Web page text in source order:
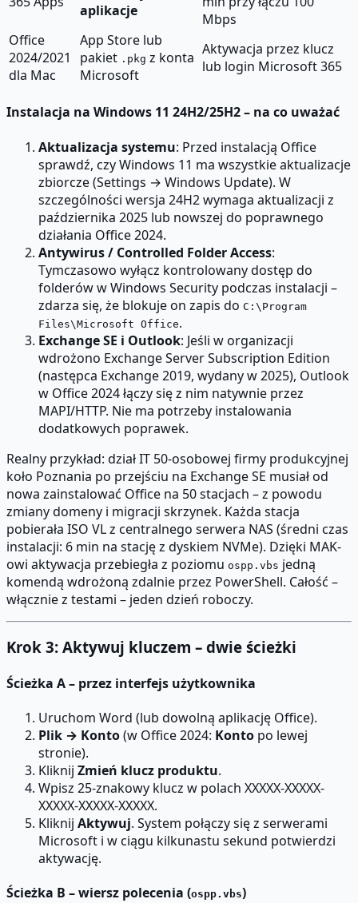
aplikacje
Mbps
Office
2024/2021
dla Mac
App Store lub
pakiet .pkg z konta
Microsoft
Aktywacja przez klucz
lub login Microsoft 365
Instalacja na Windows 11 24H2/25H2 – na co uważać
Aktualizacja systemu: Przed instalacją Office
sprawdź, czy Windows 11 ma wszystkie aktualizacje
zbiorcze (Settings → Windows Update). W
szczególności wersja 24H2 wymaga aktualizacji z
października 2025 lub nowszej do poprawnego
działania Office 2024.
Antywirus / Controlled Folder Access:
Tymczasowo wyłącz kontrolowany dostęp do
folderów w Windows Security podczas instalacji –
zdarza się, że blokuje on zapis do C:\Program
Files\Microsoft Office.
Exchange SE i Outlook: Jeśli w organizacji
wdrożono Exchange Server Subscription Edition
(następca Exchange 2019, wydany w 2025), Outlook
w Office 2024 łączy się z nim natywnie przez
MAPI/HTTP. Nie ma potrzeby instalowania
dodatkowych poprawek.
Realny przykład: dział IT 50-osobowej firmy produkcyjnej
koło Poznania po przejściu na Exchange SE musiał od
nowa zainstalować Office na 50 stacjach – z powodu
zmiany domeny i migracji skrzynek. Każda stacja
pobierała ISO VL z centralnego serwera NAS (średni czas
instalacji: 6 min na stację z dyskiem NVMe). Dzięki MAK-
owi aktywacja przebiegła z poziomu ospp.vbs jedną
komendą wdrożoną zdalnie przez PowerShell. Całość –
włącznie z testami – jeden dzień roboczy.
Krok 3: Aktywuj kluczem – dwie ścieżki
Ścieżka A – przez interfejs użytkownika
Uruchom Word (lub dowolną aplikację Office).
Plik → Konto(w Office 2024: Konto po lewej
stronie).
Kliknij Zmień klucz produktu.
Wpisz 25-znakowy klucz w polach XXXXX-XXXXX-
XXXXX-XXXXX-XXXXX.
Kliknij Aktywuj. System połączy się z serwerami
Microsoft i w ciągu kilkunastu sekund potwierdzi
aktywację.
Ścieżka B – wiersz polecenia (ospp.vbs)